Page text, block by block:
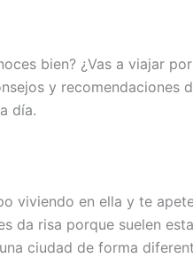
bien? ¿Vas a viajar
y
día.
viviendo en ella y te
risa porque suelen
ciudad de forma